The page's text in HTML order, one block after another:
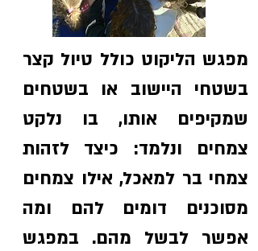
מפגש הליקוט כולל טיול קצר
בשטחי היישוב או בשטחים
שמקיפים אותו, בו נלקט
צמחים ונלמד: כיצד לזהות
צמחי בר למאכל, אילו צמחים
מסוכנים דומים להם ומה
אפשר לבשל מהם. במפגש